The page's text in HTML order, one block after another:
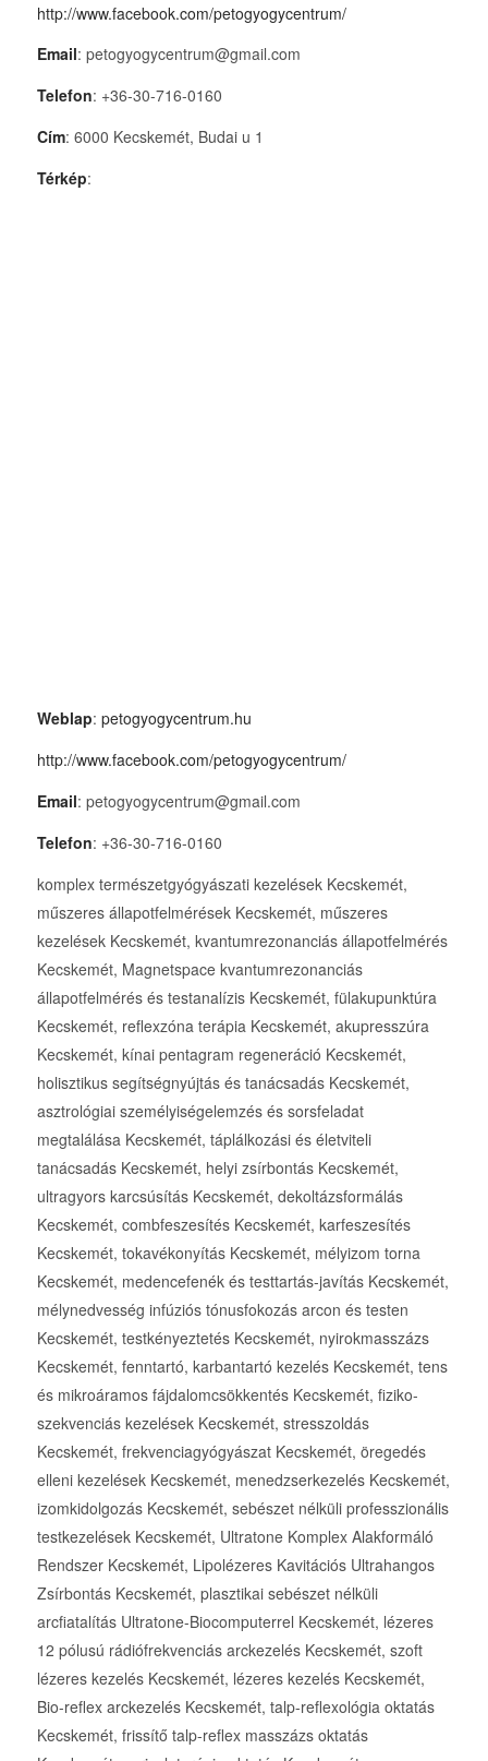
http://www.facebook.com/petogyogycentrum/
Email: petogyogycentrum@gmail.com
Telefon: +36-30-716-0160
Cím: 6000 Kecskemét, Budai u 1
Térkép:
Weblap: petogyogycentrum.hu
http://www.facebook.com/petogyogycentrum/
Email: petogyogycentrum@gmail.com
Telefon: +36-30-716-0160
komplex természetgyógyászati kezelések Kecskemét,
műszeres állapotfelmérések Kecskemét, műszeres
kezelések Kecskemét, kvantumrezonanciás állapotfelmérés
Kecskemét, Magnetspace kvantumrezonanciás
állapotfelmérés és testanalízis Kecskemét, fülakupunktúra
Kecskemét, reflexzóna terápia Kecskemét, akupresszúra
Kecskemét, kínai pentagram regeneráció Kecskemét,
holisztikus segítségnyújtás és tanácsadás Kecskemét,
asztrológiai személyiségelemzés és sorsfeladat
megtalálása Kecskemét, táplálkozási és életviteli
tanácsadás Kecskemét, helyi zsírbontás Kecskemét,
ultragyors karcsúsítás Kecskemét, dekoltázsformálás
Kecskemét, combfeszesítés Kecskemét, karfeszesítés
Kecskemét, tokavékonyítás Kecskemét, mélyizom torna
Kecskemét, medencefenék és testtartás-javítás Kecskemét,
mélynedvesség infúziós tónusfokozás arcon és testen
Kecskemét, testkényeztetés Kecskemét, nyirokmasszázs
Kecskemét, fenntartó, karbantartó kezelés Kecskemét, tens
és mikroáramos fájdalomcsökkentés Kecskemét, fiziko-
szekvenciás kezelések Kecskemét, stresszoldás
Kecskemét, frekvenciagyógyászat Kecskemét, öregedés
elleni kezelések Kecskemét, menedzserkezelés Kecskemét,
izomkidolgozás Kecskemét, sebészet nélküli professzionális
testkezelések Kecskemét, Ultratone Komplex Alakformáló
Rendszer Kecskemét, Lipolézeres Kavitációs Ultrahangos
Zsírbontás Kecskemét, plasztikai sebészet nélküli
arcfiatalítás Ultratone-Biocomputerrel Kecskemét, lézeres
12 pólusú rádiófrekvenciás arckezelés Kecskemét, szoft
lézeres kezelés Kecskemét, lézeres kezelés Kecskemét,
Bio-reflex arckezelés Kecskemét, talp-reflexológia oktatás
Kecskemét, frissítő talp-reflex masszázs oktatás